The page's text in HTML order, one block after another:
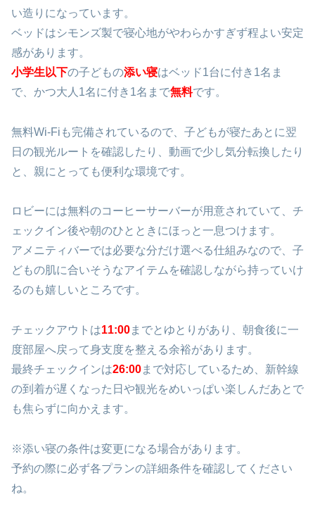
い造りになっています。
ベッドはシモンズ製で寝心地がやわらかすぎず程よい安定
感があります。
小学生以下の子どもの添い寝はベッド1台に付き1名ま
で、かつ大人1名に付き1名まで無料です。
無料Wi-Fiも完備されているので、子どもが寝たあとに翌
日の観光ルートを確認したり、動画で少し気分転換したり
と、親にとっても便利な環境です。
ロビーには無料のコーヒーサーバーが用意されていて、チ
ェックイン後や朝のひとときにほっと一息つけます。
アメニティバーでは必要な分だけ選べる仕組みなので、子
どもの肌に合いそうなアイテムを確認しながら持っていけ
るのも嬉しいところです。
チェックアウトは11:00までとゆとりがあり、朝食後に一
度部屋へ戻って身支度を整える余裕があります。
最終チェックインは26:00まで対応しているため、新幹線
の到着が遅くなった日や観光をめいっぱい楽しんだあとで
も焦らずに向かえます。
※添い寝の条件は変更になる場合があります。
予約の際に必ず各プランの詳細条件を確認してください
ね。